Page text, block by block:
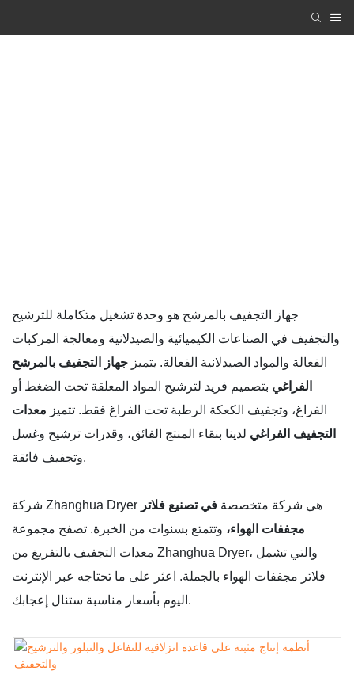
جهاز التجفيف بالمرشح هو وحدة تشغيل متكاملة للترشيح
والتجفيف في الصناعات الكيميائية والصيدلانية ومعالجة المركبات
الفعالة والمواد الصيدلانية الفعالة. يتميز جهاز التجفيف بالمرشح
الفراغي بتصميم فريد لترشيح المواد المعلقة تحت الضغط أو
الفراغ، وتجفيف الكعكة الرطبة تحت الفراغ فقط. تتميز معدات
التجفيف الفراغي لدينا بنقاء المنتج الفائق، وقدرات ترشيح وغسل
وتجفيف فائقة.
شركة Zhanghua Dryer هي شركة متخصصة في تصنيع فلاتر
مجففات الهواء، وتتمتع بسنوات من الخبرة. تصفح مجموعة
معدات التجفيف بالتفريغ من Zhanghua Dryer، والتي تشمل
فلاتر مجففات الهواء بالجملة. اعثر على ما تحتاجه عبر الإنترنت
اليوم بأسعار مناسبة ستنال إعجابك.